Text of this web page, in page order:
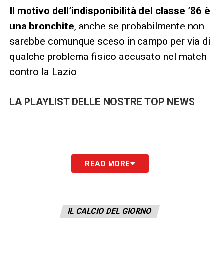
Il motivo dell’indisponibilità del classe ’86 è
una bronchite, anche se probabilmente non
sarebbe comunque sceso in campo per via di
qualche problema fisico accusato nel match
contro la Lazio
LA PLAYLIST DELLE NOSTRE TOP NEWS
READ MORE
IL CALCIO DEL GIORNO